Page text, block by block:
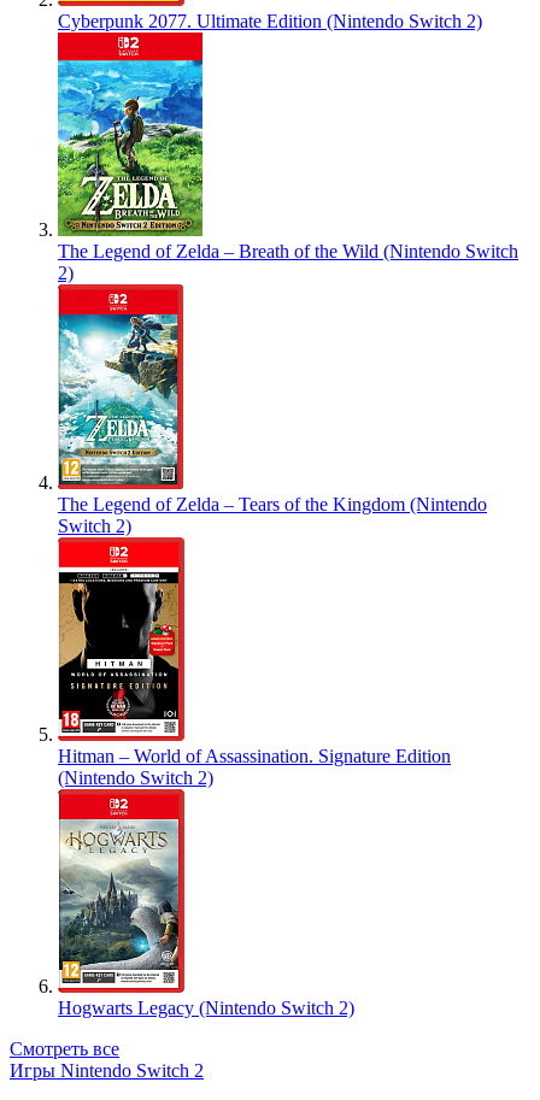
Cyberpunk 2077. Ultimate Edition (Nintendo Switch 2)
The Legend of Zelda – Breath of the Wild (Nintendo Switch
2)
The Legend of Zelda – Tears of the Kingdom (Nintendo
Switch 2)
Hitman – World of Assassination. Signature Edition
(Nintendo Switch 2)
Hogwarts Legacy (Nintendo Switch 2)
Смотреть все
Игры Nintendo Switch 2